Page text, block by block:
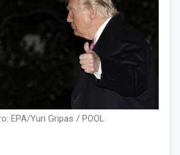
EPA/Yuri Gripas / POOL